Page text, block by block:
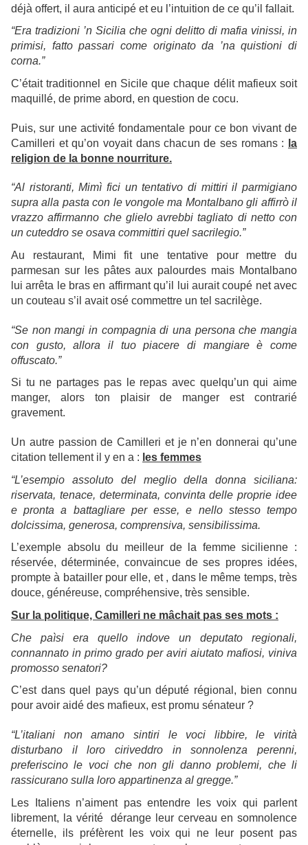
déjà offert, il aura anticipé et eu l’intuition de ce qu’il fallait.
“Era tradizioni ’n Sicilia che ogni delitto di mafia vinissi, in
primisi, fatto passari come originato da ’na quistioni di
corna.”
C’était traditionnel en Sicile que chaque délit mafieux soit
maquillé, de prime abord, en question de cocu.
Puis, sur une activité fondamentale pour ce bon vivant de
Camilleri et qu’on voyait dans chacun de ses romans :
la
religion de la bonne nourriture.
“Al ristoranti, Mimì fici un tentativo di mittiri il parmigiano
supra alla pasta con le vongole ma Montalbano gli affirrò il
vrazzo affirmanno che glielo avrebbi tagliato di netto con
un cuteddro se osava committiri quel sacrilegio.”
Au restaurant, Mimi fit une tentative pour mettre du
parmesan sur les pâtes aux palourdes mais Montalbano
lui arrêta le bras en affirmant qu’il lui aurait coupé net avec
un couteau s’il avait osé commettre un tel sacrilège.
“Se non mangi in compagnia di una persona che mangia
con gusto, allora il tuo piacere di mangiare è come
offuscato.”
Si tu ne partages pas le repas avec quelqu’un qui aime
manger, alors ton plaisir de manger est contrarié
gravement.
Un autre passion de Camilleri et je n’en donnerai qu’une
citation tellement il y en a : les femmes
“L’esempio assoluto del meglio della donna siciliana:
riservata, tenace, determinata, convinta delle proprie idee
e pronta a battagliare per esse, e nello stesso tempo
dolcissima, generosa, comprensiva, sensibilissima.
L’exemple absolu du meilleur de la femme sicilienne :
réservée, déterminée, convaincue de ses propres idées,
prompte à batailler pour elle, et , dans le même temps, très
douce, généreuse, compréhensive, très sensible.
Sur la politique, Camilleri ne mâchait pas ses mots :
Che paìsi era quello indove un deputato regionali,
connannato in primo grado per aviri aiutato mafiosi, viniva
promosso senatori?
C’est dans quel pays qu’un député régional, bien connu
pour avoir aidé des mafieux, est promu sénateur ?
“L’italiani non amano sintiri le voci libbire, le virità
disturbano il loro ciriveddro in sonnolenza perenni,
preferiscino le voci che non gli danno problemi, che li
rassicurano sulla loro appartinenza al gregge.”
Les Italiens n’aiment pas entendre les voix qui parlent
librement, la vérité dérange leur cerveau en somnolence
éternelle, ils préfèrent les voix qui ne leur posent pas